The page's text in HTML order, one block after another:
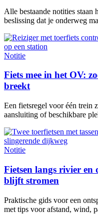
Alle bestaande notities staan
beslissing dat je onderweg
Notitie
Fiets mee in het OV:
breekt
Een fietsregel voor één trein
aansluiting of beschikbare
Notitie
Fietsen langs rivier en
blijft stromen
Praktische gids voor een
met tips voor afstand, wind,